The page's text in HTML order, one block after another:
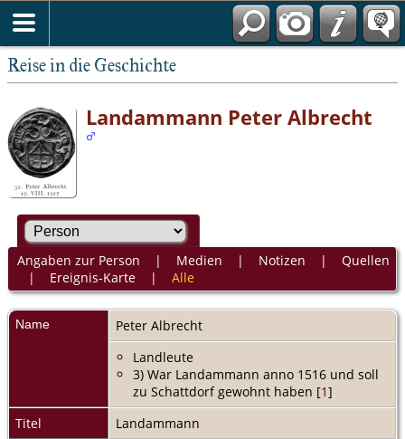
Reise in die Geschichte
Landammann Peter Albrecht
Angaben zur Person | Medien | Notizen | Quellen
| Ereignis-Karte| Alle
Name Peter Albrecht
Landleute
3) War Landammann anno 1516 und soll
zu Schattdorf gewohnt haben [1]
Titel
Landammann